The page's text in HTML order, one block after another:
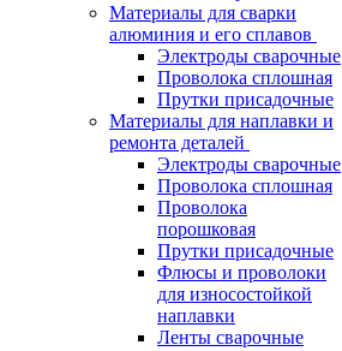
Материалы для сварки
алюминия и его сплавов
Электроды сварочные
Проволока сплошная
Прутки присадочные
Материалы для наплавки и
ремонта деталей
Электроды сварочные
Проволока сплошная
Проволока
порошковая
Прутки присадочные
Флюсы и проволоки
для износостойкой
наплавки
Ленты сварочные